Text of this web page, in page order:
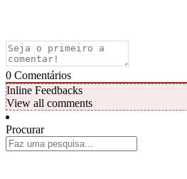
0 Comentários
Inline Feedbacks
View all comments
Procurar